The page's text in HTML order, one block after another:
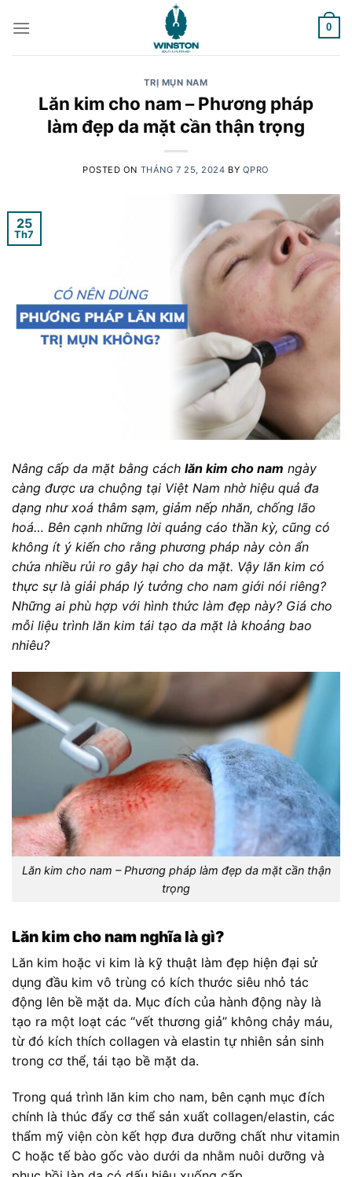
0
TRỊ MỤN NAM
Lăn kim cho nam – Phương pháp
làm đẹp da mặt cần thận trọng
POSTED ON THÁNG 7 25, 2024 BY QPRO
25
Th7
Nâng cấp da mặt bằng cách lăn kim cho nam ngày
càng được ưa chuộng tại Việt Nam nhờ hiệu quả đa
dạng như xoá thâm sạm, giảm nếp nhăn, chống lão
hoá… Bên cạnh những lời quảng cáo thần kỳ, cũng có
không ít ý kiến cho rằng phương pháp này còn ẩn
chứa nhiều rủi ro gây hại cho da mặt. Vậy lăn kim có
thực sự là giải pháp lý tưởng cho nam giới nói riêng?
Những ai phù hợp với hình thức làm đẹp này? Giá cho
mỗi liệu trình lăn kim tái tạo da mặt là khoảng bao
nhiêu?
Lăn kim cho nam – Phương pháp làm đẹp da mặt cần thận
trọng
Lăn kim cho nam nghĩa là gì?
Lăn kim hoặc vi kim là kỹ thuật làm đẹp hiện đại sử
dụng đầu kim vô trùng có kích thước siêu nhỏ tác
động lên bề mặt da. Mục đích của hành động này là
tạo ra một loạt các “vết thương giả” không chảy máu,
từ đó kích thích collagen và elastin tự nhiên sản sinh
trong cơ thể, tái tạo bề mặt da.
Trong quá trình lăn kim cho nam, bên cạnh mục đích
chính là thúc đẩy cơ thể sản xuất collagen/elastin, các
thẩm mỹ viện còn kết hợp đưa dưỡng chất như vitamin
C hoặc tế bào gốc vào dưới da nhằm nuôi dưỡng và